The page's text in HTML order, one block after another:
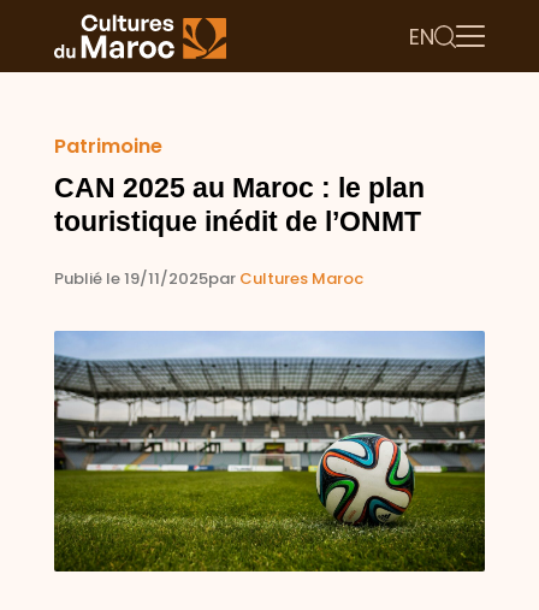
EN
Patrimoine
CAN 2025 au Maroc : le plan
touristique inédit de l’ONMT
Publié le 19/11/2025par Cultures Maroc